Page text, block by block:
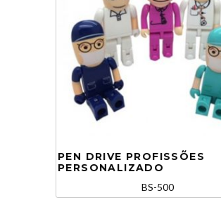
PEN DRIVE PROFISSÕES
PERSONALIZADO
BS-500